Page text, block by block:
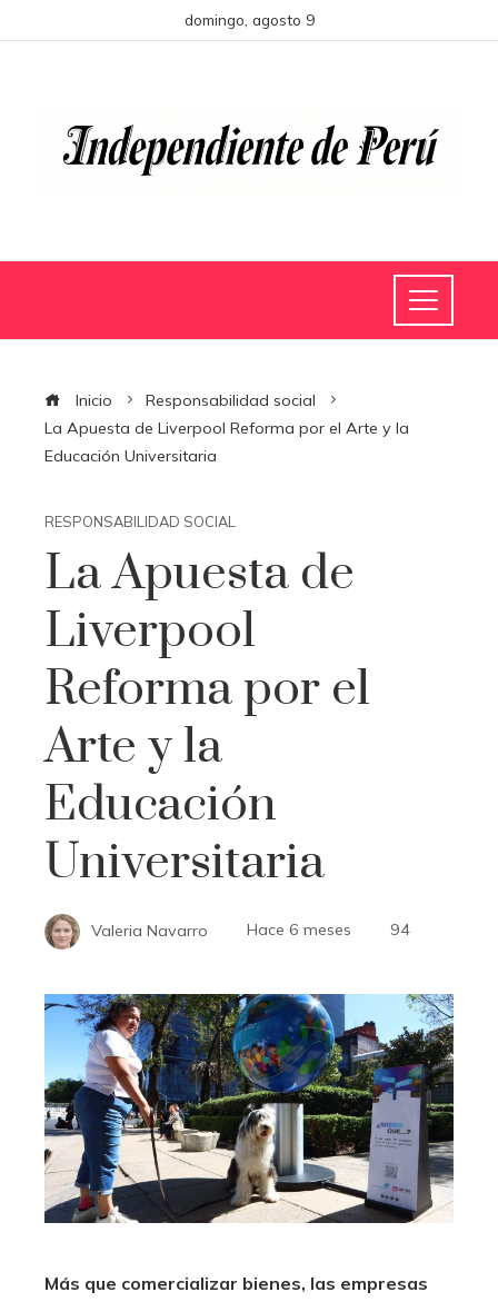
domingo, agosto 9
Inicio
Responsabilidad social
La Apuesta de Liverpool Reforma por el Arte y la
Educación Universitaria
RESPONSABILIDAD SOCIAL
La Apuesta de
Liverpool
Reforma por el
Arte y la
Educación
Universitaria
Valeria Navarro Hace 6 meses 94
Más que comercializar bienes, las empresas